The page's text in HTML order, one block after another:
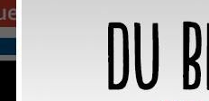
The Conjuring 4: Das
Steelbook Edition)